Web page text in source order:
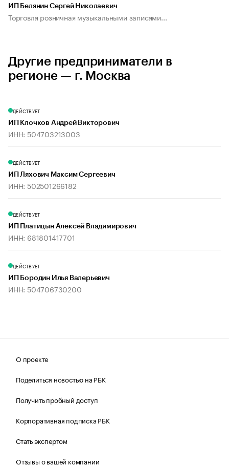
ИП Белянин Сергей Николаевич
Торговля розничная музыкальными записями...
Другие предприниматели в
регионе — г. Москва
ДЕЙСТВУЕТ
ИП Клочков Андрей Викторович
ИНН: 504703213003
ДЕЙСТВУЕТ
ИП Ляхович Максим Сергеевич
ИНН: 502501266182
ДЕЙСТВУЕТ
ИП Платицын Алексей Владимирович
ИНН: 681801417701
ДЕЙСТВУЕТ
ИП Бородин Илья Валерьевич
ИНН: 504706730200
О проекте
Поделиться новостью на РБК
Получить пробный доступ
Корпоративная подписка РБК
Стать экспертом
Отзывы о вашей компании